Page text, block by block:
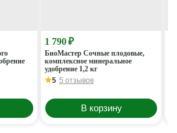
1 790 ₽
БиоМастер Сочные плодовые,
комплексное минеральное
удобрение 1,2 кг
5 5 отзывов
В корзину